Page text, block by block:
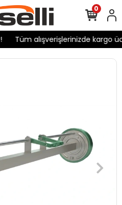
Tüm alışverişlerinizde kargo
0